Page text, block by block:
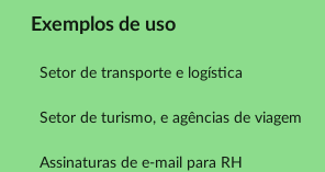
Exemplos de uso
Setor de transporte e logística
Setor de turismo, e agências de viagem
Assinaturas de e-mail para RH